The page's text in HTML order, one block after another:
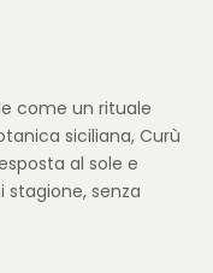
come un rituale
siciliana, Curù
al sole e
stagione, senza